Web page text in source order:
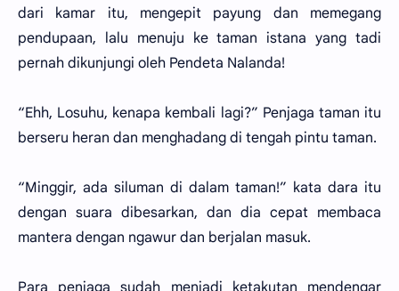
dari kamar itu, mengepit payung dan memegang
pendupaan, lalu menuju ke taman istana yang tadi
pernah dikunjungi oleh Pendeta Nalanda!
“Ehh, Losuhu, kenapa kembali lagi?” Penjaga taman itu
berseru heran dan menghadang di tengah pintu taman.
“Minggir, ada siluman di dalam taman!” kata dara itu
dengan suara dibesarkan, dan dia cepat membaca
mantera dengan ngawur dan berjalan masuk.